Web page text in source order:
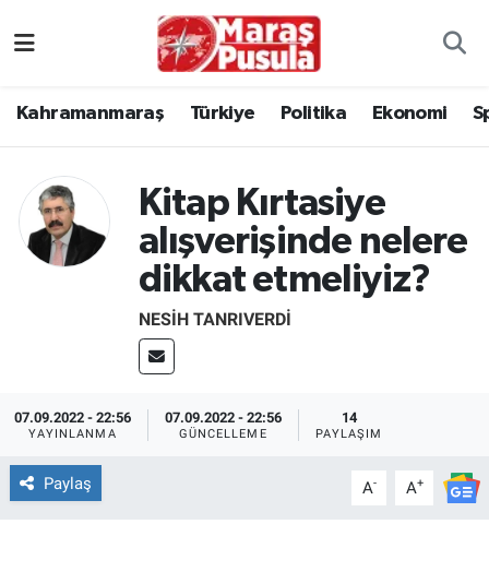
Kahramanmaraş Türkiye Politika Ekonomi
Kitap Kırtasiye
alışverişinde nelere
dikkat etmeliyiz?
NESIH TANRIVERDI
07.09.2022 - 22:56
YAYINLANMA
07.09.2022 - 22:56
GÜNCELLEME
14
PAYLAŞIM
Paylaş A- A+
Türkiye
Politika
Kültür Sanat
Sağlık
İstanbul Namaz Vakitleri
İstanbul Trafik Yoğunluk Haritası
Süper Lig Puan Durumu ve Fikstür
Tüm Manşetler
Son Dakika Haberleri
Haber Arşivi